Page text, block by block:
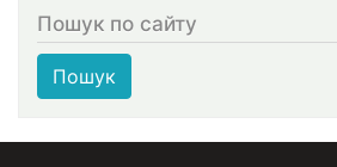
Пошук по сайту
Пошук